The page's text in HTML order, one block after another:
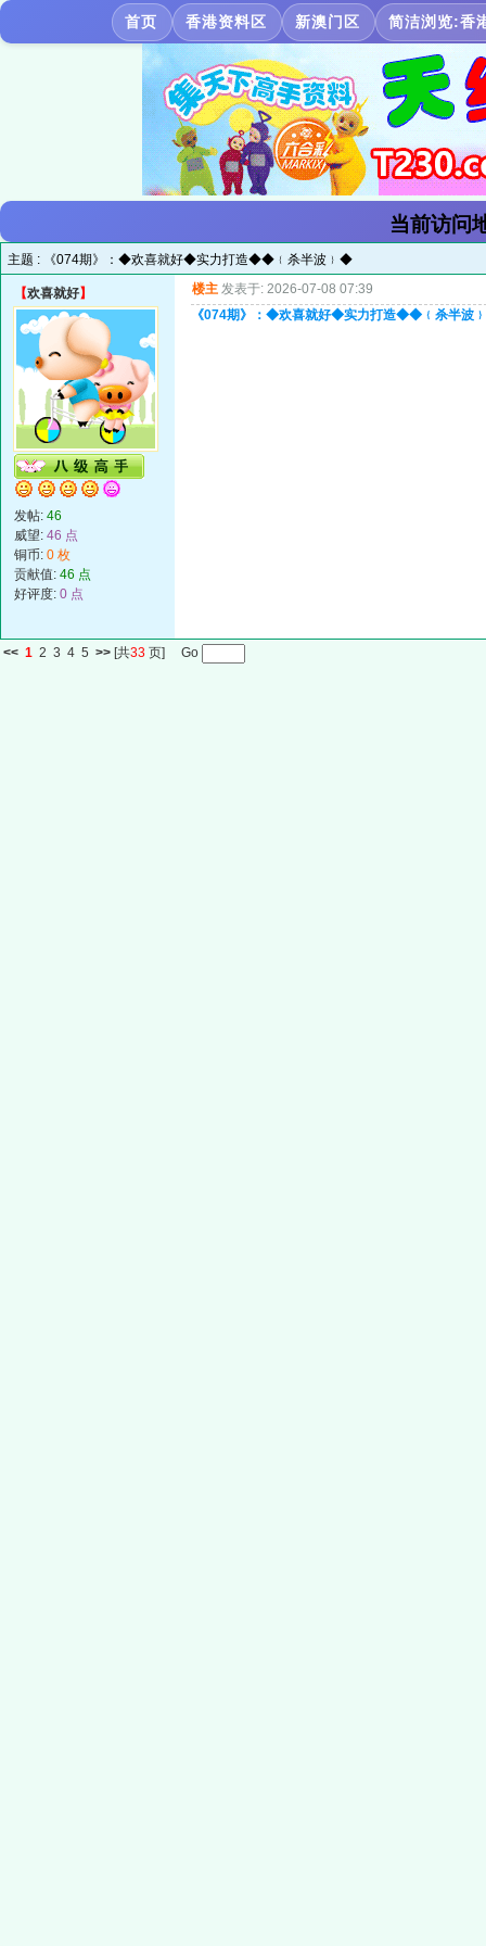
首页 香港资料区 新澳门区 简洁浏览:香
当前访问
主题 : 《074期》：◆欢喜就好◆实力打造◆◆﹛杀半波﹜◆
【欢喜就好】
发帖: 46
威望: 46 点
铜币: 0 枚
贡献值: 46 点
好评度: 0 点
楼主 发表于: 2026-07-08 07:39
《074期》：◆欢喜就好◆实力打造◆◆﹛杀半波
<< 1 2 3 4 5 >> [共33 页] Go